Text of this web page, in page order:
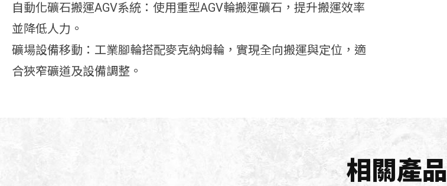
自動化礦石搬運AGV系統：使用重型AGV輪搬運礦石，提升搬運效率
並降低人力。
礦場設備移動：工業腳輪搭配麥克納姆輪，實現全向搬運與定位，適
合狹窄礦道及設備調整。
相關產品